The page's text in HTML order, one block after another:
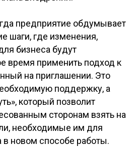
предприятие обдумывает
шаги, где изменения,
бизнеса будут
время применить подход к
на приглашении. Это
поддержку, а
который позволит
сторонам взять на
необходимые им для
в новом способе работы.